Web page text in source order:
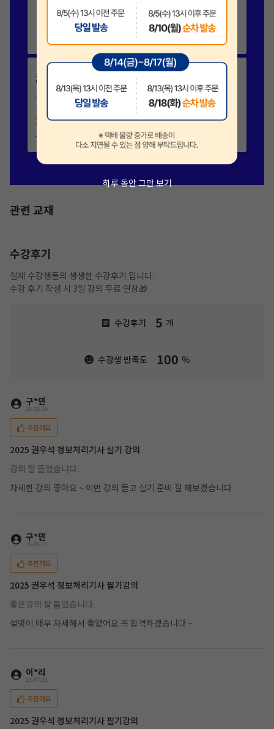
하루 동안 그만 보기
관련 교재
수강후기
실제 수강생들의 생생한 수강후기 입니다.
수강 후기 작성 시 3일 강의 무료 연장🎁
수강후기 5 개
수강생 만족도 100 %
구*민
25-10-16
추천해요
2025 권우석 정보처리기사 실기 강의
강의 잘 들었습니다.
자세한 강의 좋아요 ~ 이번 강의 듣고 실기 준비 잘 해보겠습니다
구*민
25-05-17
추천해요
2025 권우석 정보처리기사 필기강의
좋은강의 잘 들었습니다.
설명이 매우 자세해서 좋았어요 꼭 합격하겠습니다 ~
이*리
23-07-21
추천해요
2025 권우석 정보처리기사 필기강의